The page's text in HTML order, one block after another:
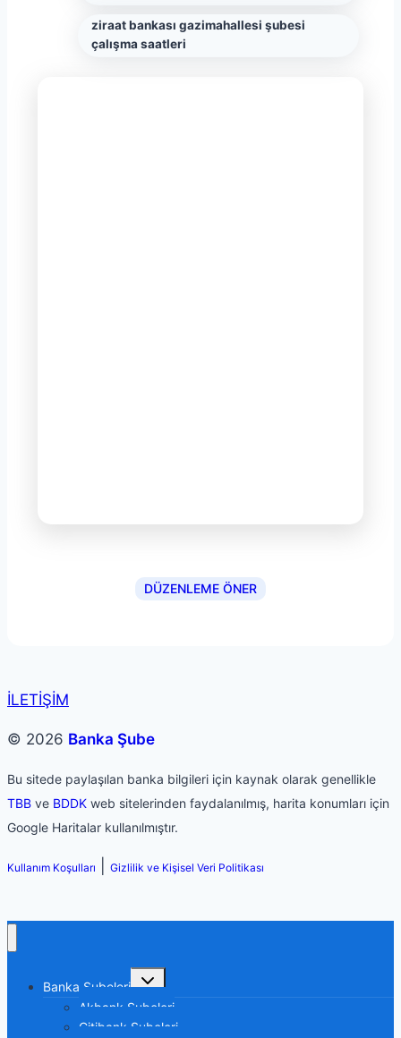
ziraat bankası gazimahallesi şubesi
çalışma saatleri
DÜZENLEME ÖNER
İLETİŞİM
© 2026 Banka Şube
Bu sitede paylaşılan banka bilgileri için kaynak olarak genellikle
TBB ve BDDK web sitelerinden faydalanılmış, harita konumları için
Google Haritalar kullanılmıştır.
Kullanım Koşulları Gizlilik ve Kişisel Veri Politikası
Banka Şubeleri
Toggle
child
menu
Akbank Şubeleri
Citibank Şubeleri